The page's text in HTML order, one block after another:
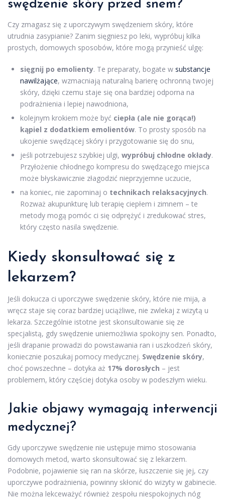
swędzenie skóry przed snem?
Czy zmagasz się z uporczywym swędzeniem skóry, które
utrudnia zasypianie? Zanim sięgniesz po leki, wypróbuj kilka
prostych, domowych sposobów, które mogą przynieść ulgę:
sięgnij po emolienty. Te preparaty, bogate w substancje
nawilżające, wzmacniają naturalną barierę ochronną twojej
skóry, dzięki czemu staje się ona bardziej odporna na
podrażnienia i lepiej nawodniona,
kolejnym krokiem może być ciepła (ale nie gorąca!)
kąpiel z dodatkiem emolientów. To prosty sposób na
ukojenie swędzącej skóry i przygotowanie się do snu,
jeśli potrzebujesz szybkiej ulgi, wypróbuj chłodne okłady.
Przyłożenie chłodnego kompresu do swędzącego miejsca
może błyskawicznie złagodzić nieprzyjemne uczucie,
na koniec, nie zapominaj o technikach relaksacyjnych.
Rozważ akupunkturę lub terapię ciepłem i zimnem – te
metody mogą pomóc ci się odprężyć i zredukować stres,
który często nasila swędzenie.
Kiedy skonsultować się z
lekarzem?
Jeśli dokucza ci uporczywe swędzenie skóry, które nie mija, a
wręcz staje się coraz bardziej uciążliwe, nie zwlekaj z wizytą u
lekarza. Szczególnie istotne jest skonsultowanie się ze
specjalistą, gdy swędzenie uniemożliwia spokojny sen. Ponadto,
jeśli drapanie prowadzi do powstawania ran i uszkodzeń skóry,
koniecznie poszukaj pomocy medycznej. Swędzenie skóry,
choć powszechne – dotyka aż 17% dorosłych – jest
problemem, który częściej dotyka osoby w podeszłym wieku.
Jakie objawy wymagają interwencji
medycznej?
Gdy uporczywe swędzenie nie ustępuje mimo stosowania
domowych metod, warto skonsultować się z lekarzem.
Podobnie, pojawienie się ran na skórze, łuszczenie się jej, czy
uporczywe podrażnienia, powinny skłonić do wizyty w gabinecie.
Nie można lekceważyć również zespołu niespokojnych nóg